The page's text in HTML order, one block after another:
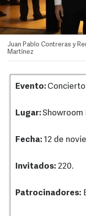
Juan Pablo Contreras y
Martínez
Evento:
Lugar:Showroom
Fecha: 12 de
Invitados: 220.
Patrocinadores: